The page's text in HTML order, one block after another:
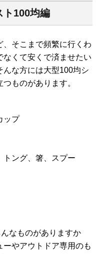
ト100均編
そこまで頻繁に行くわ
なくて安くで済ませたい
んな方には大型100均シ
ものがあります。
ップ
トング、箸、スプー
なものがありますか
やアウトドア専用のも